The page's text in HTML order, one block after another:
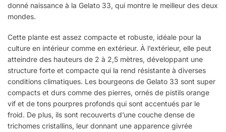
donné naissance à la Gelato 33, qui montre le meilleur des deux
mondes.
Cette plante est assez compacte et robuste, idéale pour la
culture en intérieur comme en extérieur. À l’extérieur, elle peut
atteindre des hauteurs de 2 à 2,5 mètres, développant une
structure forte et compacte qui la rend résistante à diverses
conditions climatiques. Les bourgeons de Gelato 33 sont super
compacts et durs comme des pierres, ornés de pistils orange
vif et de tons pourpres profonds qui sont accentués par le
froid. De plus, ils sont recouverts d’une couche dense de
trichomes cristallins, leur donnant une apparence givrée